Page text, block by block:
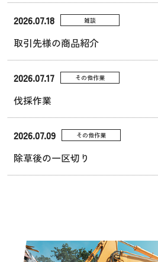
2026.07.18 雑談
取引先様の商品紹介
2026.07.17 その他作業
伐採作業
2026.07.09 その他作業
除草後の一区切り